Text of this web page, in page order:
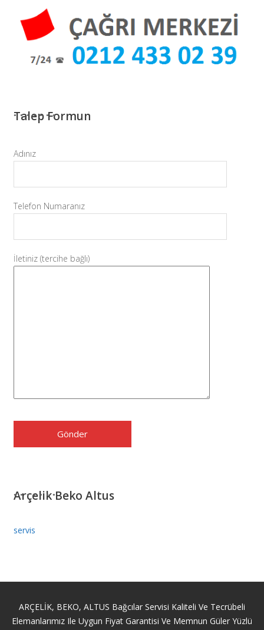
Talep Formun
Adınız
Telefon Numaranız
İletiniz (tercihe bağlı)
Arçelik Beko Altus
servis
ARÇELİK, BEKO, ALTUS Bağcılar Servisi Kaliteli Ve Tecrübeli
Elemanlarımız Ile Uygun Fiyat Garantisi Ve Memnun Güler Yüzlü